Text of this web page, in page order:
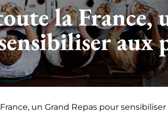
la France,
aux
un Grand Repas pour